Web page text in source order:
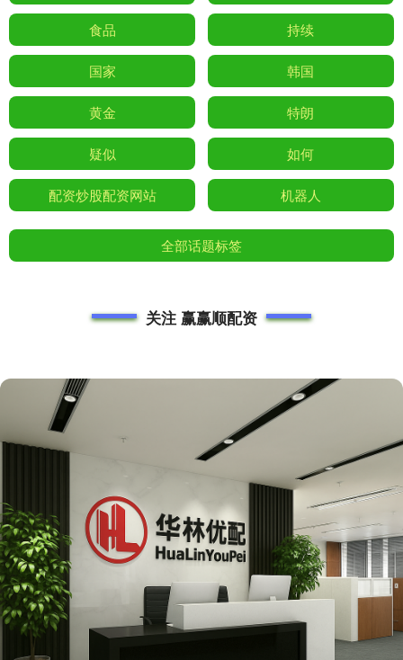
食品 持续
国家 韩国
黄金 特朗
疑似 如何
配资炒股配资网站 机器人
全部话题标签
关注 赢赢顺配资